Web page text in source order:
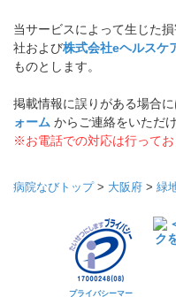
当サービスによって生じた
社および株式会社eヘルスケ
ものとします。
掲載情報に誤りがある場合
ォーム からご連絡をいただ
※お電話での対応は行ってお
病院なびトップ> 大阪府 > 緑
プライバシーマー